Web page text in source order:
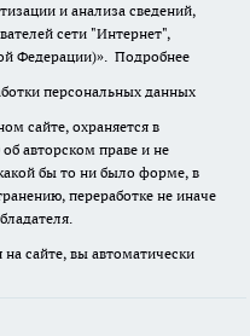
и анализа сведений,
сети "Интернет",
Федерации)». Подробнее
персональных данных
сайте, охраняется в
авторском праве и не
бы то ни было форме, в
переработке не иначе
сайте, вы автоматически